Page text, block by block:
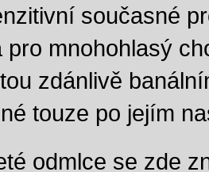
současné
pro mnohohlasý
zdánlivě
touze po jejím
odmlce se zde